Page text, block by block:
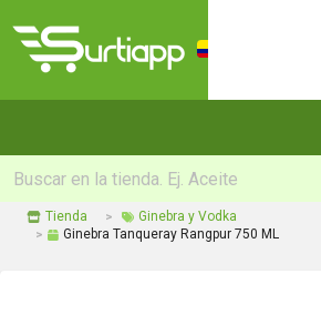
Tienda
Ginebra y Vodka
Ginebra Tanqueray Rangpur 750 ML